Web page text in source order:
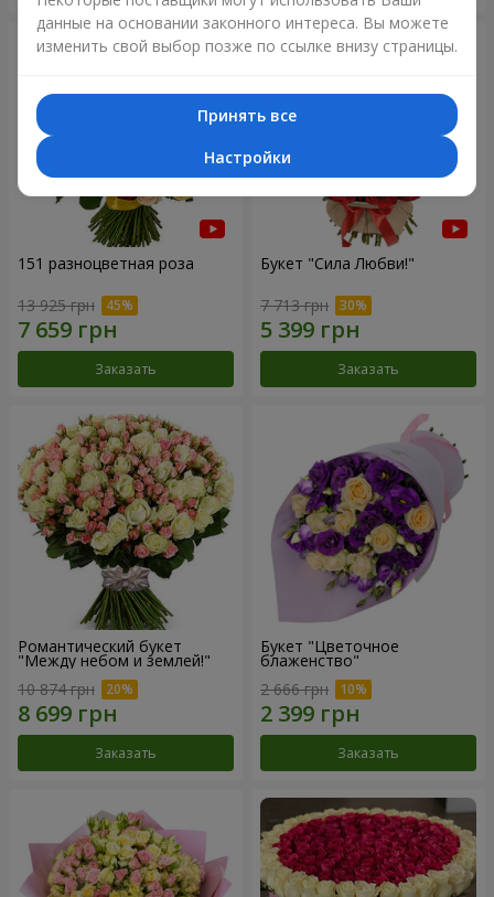
151 разноцветная роза
13 925 грн
Заказать
Букет "Сила Любви!"
7 713 грн
Заказать
Романтический букет
"Между небом и землей!"
10 874 грн
Заказать
Букет "Цветочное
блаженство"
2 666 грн
Заказать
данные на основании законного интереса. Вы можете
изменить свой выбор позже по ссылке внизу страницы.
Принять все
Настройки